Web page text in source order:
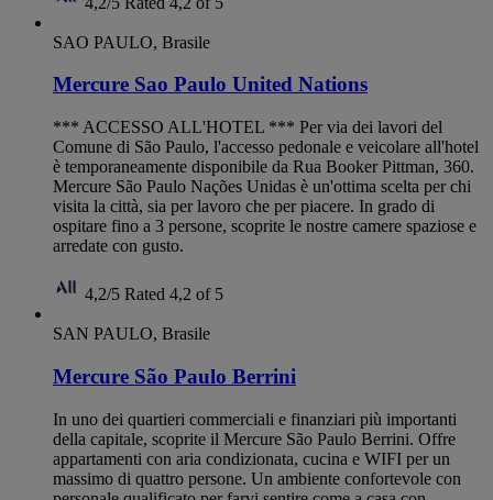
SAO PAULO, Brasile
Mercure Sao Paulo United Nations
*** ACCESSO ALL'HOTEL *** Per via dei lavori del
Comune di São Paulo, l'accesso pedonale e veicolare all'hotel
è temporaneamente disponibile da Rua Booker Pittman, 360.
Mercure São Paulo Nações Unidas è un'ottima scelta per chi
visita la città, sia per lavoro che per piacere. In grado di
ospitare fino a 3 persone, scoprite le nostre camere spaziose e
arredate con gusto.
4,2/5 Rated 4,2 of 5
SAN PAULO, Brasile
Mercure São Paulo Berrini
In uno dei quartieri commerciali e finanziari più importanti
della capitale, scoprite il Mercure São Paulo Berrini. Offre
appartamenti con aria condizionata, cucina e WIFI per un
massimo di quattro persone. Un ambiente confortevole con